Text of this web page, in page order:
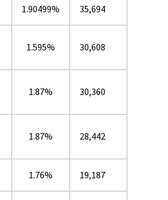
1.90499% 35,694
1.595% 30,608
1.87% 30,360
1.87% 28,442
1.76% 19,187